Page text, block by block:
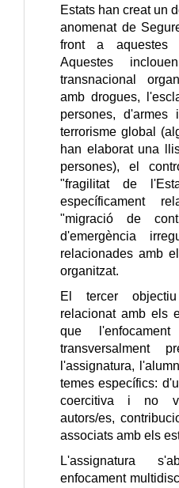
Estats han creat un
anomenat de
front a aquestes
Aquestes
transnacional
amb drogues,
persones, d'armes
terrorisme global
han elaborat una
persones), el
"fragilitat de
específicament
"migració de
d'emergència
relacionades amb
organitzat.
El tercer
relacionat amb els
que
transversalment
l'assignatura,
temes específics:
coercitiva i no
autors/es,
associats amb els
L'assignatura
enfocament